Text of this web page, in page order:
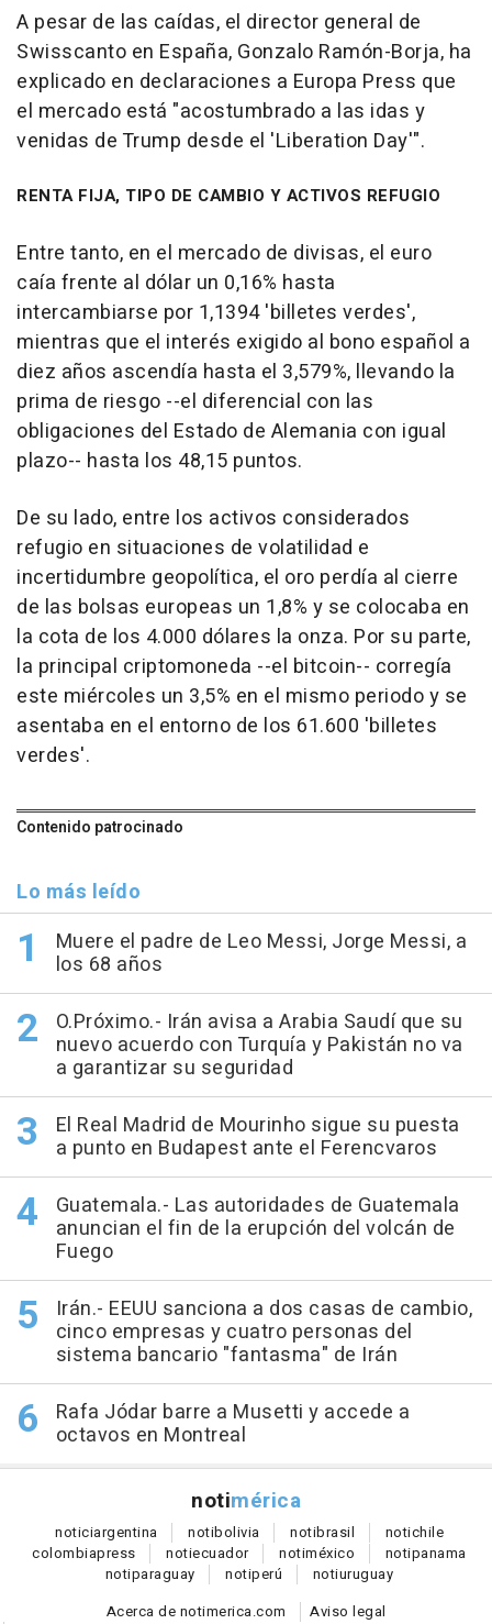
A pesar de las caídas, el director general de
Swisscanto en España, Gonzalo Ramón-Borja, ha
explicado en declaraciones a Europa Press que
el mercado está "acostumbrado a las idas y
venidas de Trump desde el 'Liberation Day'".
RENTA FIJA, TIPO DE CAMBIO Y ACTIVOS REFUGIO
Entre tanto, en el mercado de divisas, el euro
caía frente al dólar un 0,16% hasta
intercambiarse por 1,1394 'billetes verdes',
mientras que el interés exigido al bono español a
diez años ascendía hasta el 3,579%, llevando la
prima de riesgo --el diferencial con las
obligaciones del Estado de Alemania con igual
plazo-- hasta los 48,15 puntos.
De su lado, entre los activos considerados
refugio en situaciones de volatilidad e
incertidumbre geopolítica, el oro perdía al cierre
de las bolsas europeas un 1,8% y se colocaba en
la cota de los 4.000 dólares la onza. Por su parte,
la principal criptomoneda --el bitcoin-- corregía
este miércoles un 3,5% en el mismo periodo y se
asentaba en el entorno de los 61.600 'billetes
verdes'.
Contenido patrocinado
Lo más leído
Muere el padre de Leo Messi, Jorge Messi, a
los 68 años
O.Próximo.- Irán avisa a Arabia Saudí que su
nuevo acuerdo con Turquía y Pakistán no va
a garantizar su seguridad
El Real Madrid de Mourinho sigue su puesta
a punto en Budapest ante el Ferencvaros
Guatemala.- Las autoridades de Guatemala
anuncian el fin de la erupción del volcán de
Fuego
Irán.- EEUU sanciona a dos casas de cambio,
cinco empresas y cuatro personas del
sistema bancario "fantasma" de Irán
Rafa Jódar barre a Musetti y accede a
octavos en Montreal
notimérica
noticiargentina notibolivia notibrasil notichile
colombiapress notiecuador notiméxico notipanama
notiparaguay notiperú notiuruguay
Acerca de notimerica.com
Aviso legal